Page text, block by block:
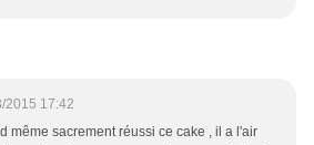
2015 17:42
même sacrement réussi ce cake , il a l'air